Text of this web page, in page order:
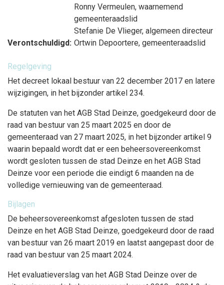
Ronny Vermeulen, waarnemend
gemeenteraadslid
Stefanie De Vlieger, algemeen directeur
Verontschuldigd: Ortwin Depoortere, gemeenteraadslid
Regelgeving
Het decreet lokaal bestuur van 22 december 2017 en latere
wijzigingen, in het bijzonder artikel 234.
De statuten van het AGB Stad Deinze, goedgekeurd door de
raad van bestuur van 25 maart 2025 en door de
gemeenteraad van 27 maart 2025, in het bijzonder artikel 9
waarin bepaald wordt dat er een beheersovereenkomst
wordt gesloten tussen de stad Deinze en het AGB Stad
Deinze voor een periode die eindigt 6 maanden na de
volledige vernieuwing van de gemeenteraad.
Bijlagen
De beheersovereenkomst afgesloten tussen de stad
Deinze en het AGB Stad Deinze, goedgekeurd door de raad
van bestuur van 26 maart 2019 en laatst aangepast door de
raad van bestuur van 25 maart 2024.
Het evaluatieverslag van het AGB Stad Deinze over de